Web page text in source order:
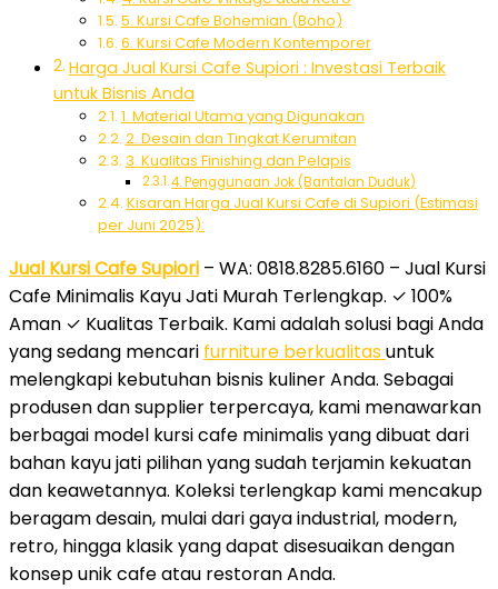
5. Kursi Cafe Bohemian (Boho)
6. Kursi Cafe Modern Kontemporer
Harga Jual Kursi Cafe Supiori : Investasi Terbaik
untuk Bisnis Anda
1. Material Utama yang Digunakan
2. Desain dan Tingkat Kerumitan
3. Kualitas Finishing dan Pelapis
4. Penggunaan Jok (Bantalan Duduk)
Kisaran Harga Jual Kursi Cafe di Supiori (Estimasi
per Juni 2025):
Jual Kursi Cafe Supiori – WA: 0818.8285.6160 – Jual Kursi
Cafe Minimalis Kayu Jati Murah Terlengkap. ✓ 100%
Aman ✓ Kualitas Terbaik. Kami adalah solusi bagi Anda
yang sedang mencari furniture berkualitasuntuk
melengkapi kebutuhan bisnis kuliner Anda. Sebagai
produsen dan supplier terpercaya, kami menawarkan
berbagai model kursi cafe minimalis yang dibuat dari
bahan kayu jati pilihan yang sudah terjamin kekuatan
dan keawetannya. Koleksi terlengkap kami mencakup
beragam desain, mulai dari gaya industrial, modern,
retro, hingga klasik yang dapat disesuaikan dengan
konsep unik cafe atau restoran Anda.